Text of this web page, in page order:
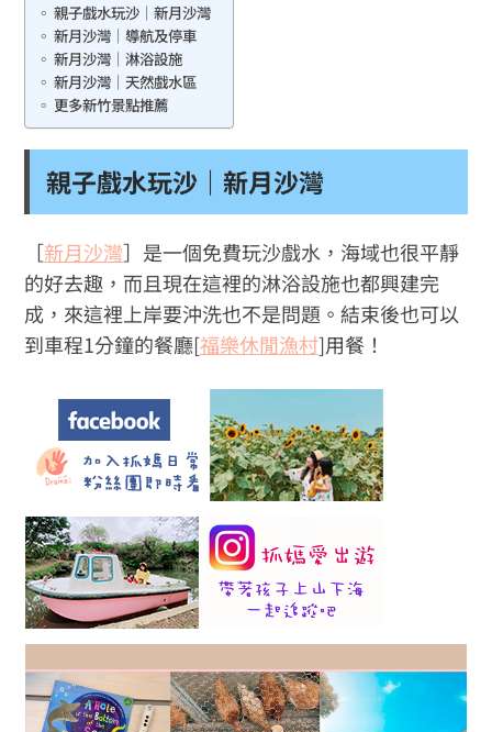
親子戲水玩沙｜新月沙灣
新月沙灣｜導航及停車
新月沙灣｜淋浴設施
新月沙灣｜天然戲水區
更多新竹景點推薦
親子戲水玩沙｜新月沙灣
［新月沙灣］是一個免費玩沙戲水，海域也很平靜
的好去趣，而且現在這裡的淋浴設施也都興建完
成，來這裡上岸要沖洗也不是問題。結束後也可以
到車程1分鐘的餐廳[福樂休閒漁村]用餐！